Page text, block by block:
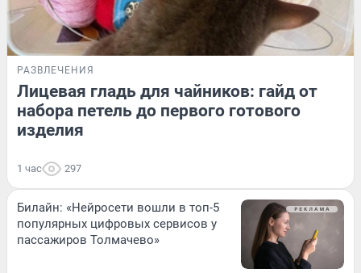
РАЗВЛЕЧЕНИЯ
Лицевая гладь для чайников: гайд от
набора петель до первого готового
изделия
1 час 297
Билайн: «Нейросети вошли в топ-5
популярных цифровых сервисов у
пассажиров Толмачево»